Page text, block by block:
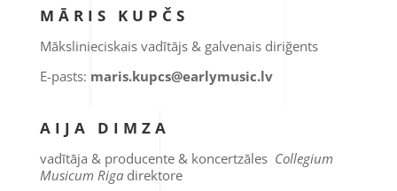
MĀRIS KUPČS
Mākslinieciskais vadītājs & galvenais diriğents
E-pasts: maris.kupcs@earlymusic.lv
AIJA DIMZA
vadītāja & producente & koncertzāles Collegium
Musicum Riga direktore